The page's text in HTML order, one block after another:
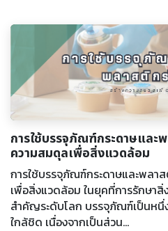
การใช้บรรจุภัณฑ์กระดาษและ
ความสมดุลเพื่อสิ่งแวดล้อม
การใช้บรรจุภัณฑ์กระดาษและพลา
เพื่อสิ่งแวดล้อม ในยุคที่การรักษา
สำคัญระดับโลก บรรจุภัณฑ์เป็นหนึ่
ใกล้ชิด เนื่องจากเป็นส่วน...